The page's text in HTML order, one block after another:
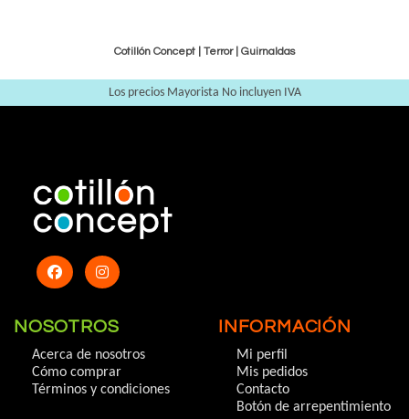
Cotillón Concept | Terror| Guirnaldas
Los precios Mayorista No incluyen IVA
NOSOTROS
Acerca de nosotros
Cómo comprar
Términos y condiciones
INFORMACIÓN
Mi perfil
Mis pedidos
Contacto
Botón de arrepentimiento